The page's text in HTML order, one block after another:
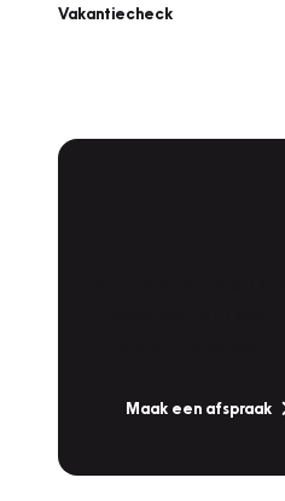
Vakantiecheck
Maak een afspraak